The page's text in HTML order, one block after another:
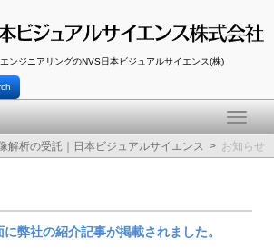
ンジニアリングのNVS日本ビジュアルサイエンス(株)
Toggle
解析の受託｜日本ビジュアルサイエンス お知らせ
弊社の紹介記事が掲載されました。